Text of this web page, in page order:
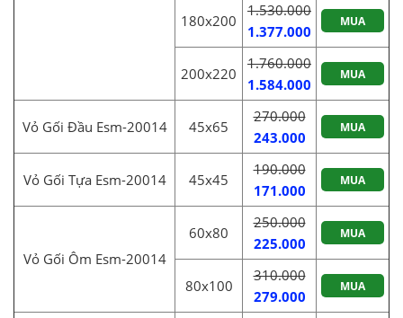
180x200
1.530.000
1.377.000
MUA
200x220
1.760.000
1.584.000
MUA
Vỏ Gối Đầu Esm-20014 45x65
270.000
243.000
MUA
Vỏ Gối Tựa Esm-20014 45x45
190.000
171.000
MUA
Vỏ Gối Ôm Esm-20014
60x80
250.000
225.000
MUA
80x100
310.000
279.000
MUA